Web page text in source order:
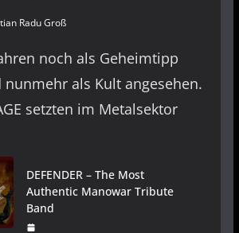
Radu Groß
noch als Geheimtipp
als Kult angesehen.
setzten im Metalsektor
DEFENDER – The Most
Authentic Manowar Tribute
Band